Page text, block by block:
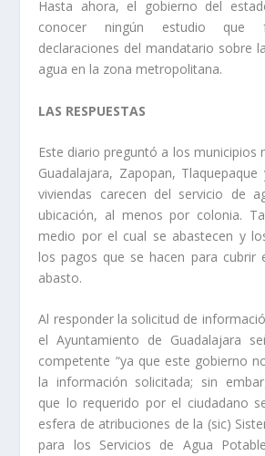
Hasta ahora, el gobierno del
conocer ningún estudio que
declaraciones del mandatario sobre
agua en la zona metropolitana.
LAS RESPUESTAS
Este diario preguntó a los municipios
Guadalajara, Zapopan,
viviendas carecen del servicio de
ubicación, al menos por colonia.
medio por el cual se abastecen y
los pagos que se hacen para cubrir
abasto.
Al responder la solicitud de
el Ayuntamiento de Guadalajara
competente “ya que este gobierno
la información solicitada; sin
que lo requerido por el ciudadano
esfera de atribuciones de la (sic)
para los Servicios de Agua